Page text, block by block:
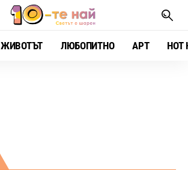
ЖИВОТЪТ ЛЮБОПИТНО АРТ HOT